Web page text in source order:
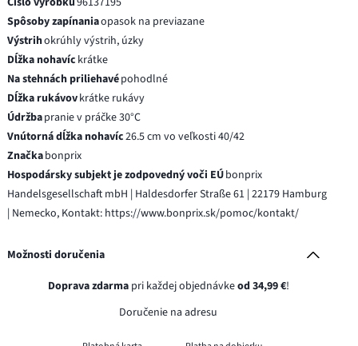
Spôsoby zapínaniaopasok na previazane
Výstrihokrúhly výstrih, úzky
Dĺžka nohavíc krátke
Na stehnách priliehavépohodlné
Dĺžka rukávovkrátke rukávy
Údržbapranie v práčke 30°C
Vnútorná dĺžka nohavíc26.5 cm vo veľkosti 40/42
Značkabonprix
Hospodársky subjekt je zodpovedný voči EÚbonprix
Handelsgesellschaft mbH | Haldesdorfer Straße 61 | 22179 Hamburg
| Nemecko, Kontakt: https://www.bonprix.sk/pomoc/kontakt/
Možnosti doručenia
Doprava zdarmapri každej objednávkeod 34,99 €!
Doručenie na adresu